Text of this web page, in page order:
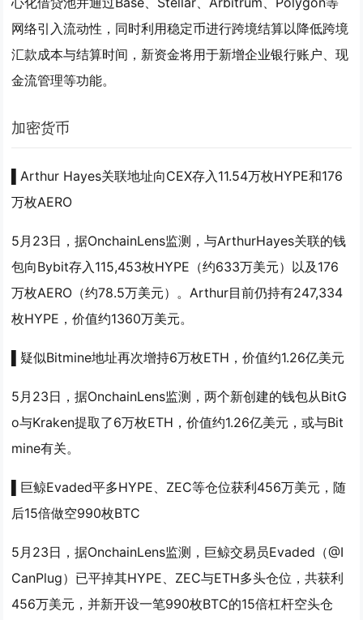
网络引入流动性，同时利用稳定币进行跨境结算以降低跨境
汇款成本与结算时间，新资金将用于新增企业银行账户、现
金流管理等功能。
加密货币
▌Arthur Hayes关联地址向CEX存入11.54万枚HYPE和176
万枚AERO
5月23日，据OnchainLens监测，与ArthurHayes关联的钱
包向Bybit存入115,453枚HYPE（约633万美元）以及176
万枚AERO（约78.5万美元）。Arthur目前仍持有247,334
枚HYPE，价值约1360万美元。
▌疑似Bitmine地址再次增持6万枚ETH，价值约1.26亿美元
5月23日，据OnchainLens监测，两个新创建的钱包从BitG
o与Kraken提取了6万枚ETH，价值约1.26亿美元，或与Bit
mine有关。
▌巨鲸Evaded平多HYPE、ZEC等仓位获利456万美元，随
后15倍做空990枚BTC
5月23日，据OnchainLens监测，巨鲸交易员Evaded（@I
CanPlug）已平掉其HYPE、ZEC与ETH多头仓位，共获利
456万美元，并新开设一笔990枚BTC的15倍杠杆空头仓